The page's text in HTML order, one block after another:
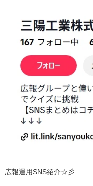
広報運用SNS紹介☆彡